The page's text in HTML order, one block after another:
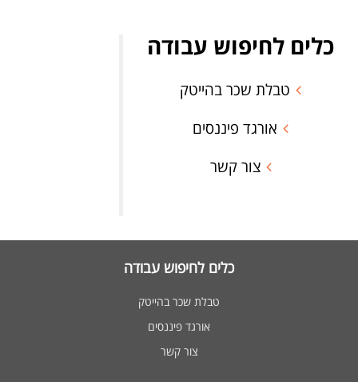
כלים לחיפוש עבודה
טבלת שכר בהייטק
אורגד פיננסים
צור קשר
כלים לחיפוש עבודה
טבלת שכר בהייטק
אורגד פיננסים
צור קשר